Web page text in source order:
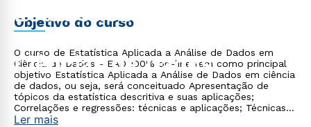
Estatística Aplicada a
Análise de Dados em
Ciências de Dados
Objetivo do curso
O curso de Estatística Aplicada a Análise de Dados em
Ciência de Dados - EAD 100% on-line tem como principal
objetivo Estatística Aplicada a Análise de Dados em ciência
de dados, ou seja, será conceituado Apresentação de
tópicos da estatística descritiva e suas aplicações;
Correlações e regressões: técnicas e aplicações; Técnicas
de análise de dados.
Ler mais